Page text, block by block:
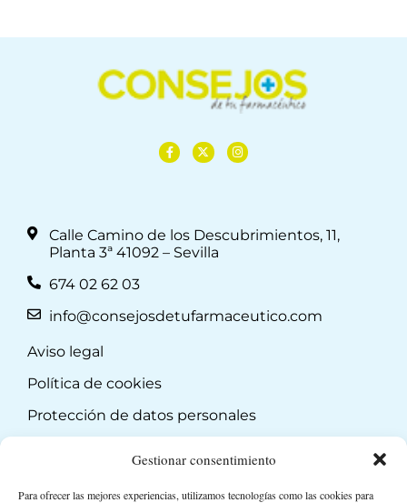
Gestionar consentimiento
Para ofrecer las mejores experiencias, utilizamos tecnologías como las cookies para
Calle Camino de los Descubrimientos, 11,
Planta 3ª 41092 – Sevilla
674 02 62 03
info@consejosdetufarmaceutico.com
Aviso legal
Política de cookies
Protección de datos personales